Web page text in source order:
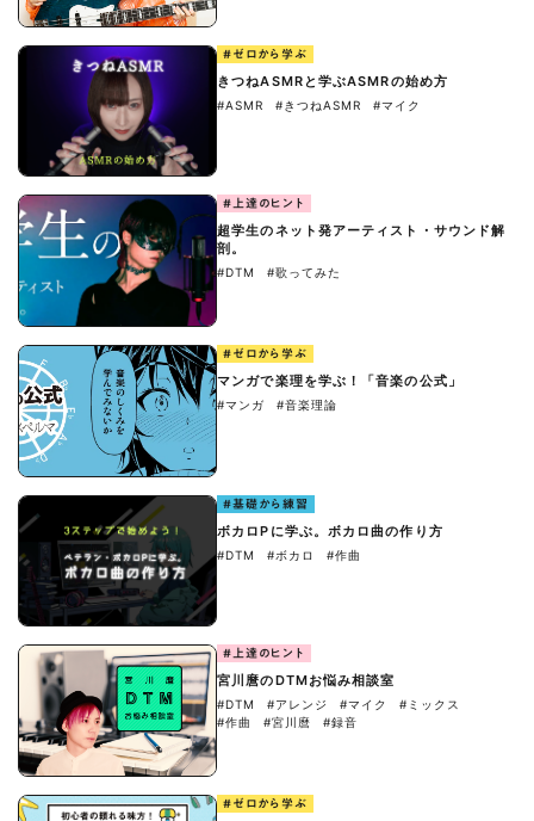
#ゼロから学ぶ
きつねASMRと学ぶASMRの始め方
#ASMR #きつねASMR #マイク
#上達のヒント
超学生のネット発アーティスト・サウンド解
剖。
#DTM #歌ってみた
#ゼロから学ぶ
マンガで楽理を学ぶ！「音楽の公式」
#マンガ #音楽理論
#基礎から練習
ボカロPに学ぶ。ボカロ曲の作り方
#DTM #ボカロ #作曲
#上達のヒント
宮川麿のDTMお悩み相談室
#DTM #アレンジ #マイク
#ミックス
#作曲
#宮川麿 #録音
#ゼロから学ぶ